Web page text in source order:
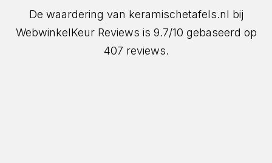
De waardering van keramischetafels.nl bij
WebwinkelKeur Reviews is 9.7/10 gebaseerd op
407 reviews.